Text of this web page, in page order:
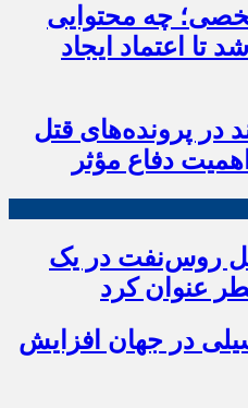
چه محتوایی
تا اعتماد ایجاد
در پرونده‌های قتل
دفاع مؤثر
روس‌نفت در یک
عنوان کرد
در جهان افزایش